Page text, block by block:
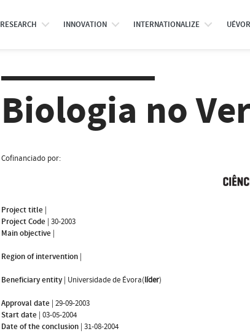
RESEARCH INNOVATION INTERNATIONALIZE
Biologia no
Cofinanciado por:
Project title |
Project Code | 30-2003
Main objective |
Region of intervention |
Beneficiary entity| Universidade de Évora(líder)
Approval date | 29-09-2003
Start date | 03-05-2004
Date of the conclusion | 31-08-2004